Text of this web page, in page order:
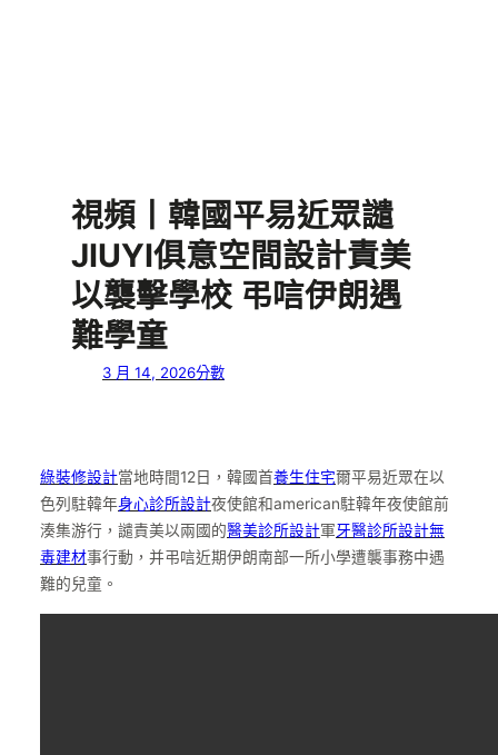
視頻丨韓國平易近眾譴
JIUYI俱意空間設計責美
以襲擊學校 弔唁伊朗遇
難學童
3 月 14, 2026分數
綠裝修設計當地時間12日，韓國首養生住宅爾平易近眾在以
色列駐韓年身心診所設計夜使館和american駐韓年夜使館前
湊集游行，譴責美以兩國的醫美診所設計軍牙醫診所設計無
毒建材事行動，并弔唁近期伊朗南部一所小學遭襲事務中遇
難的兒童。